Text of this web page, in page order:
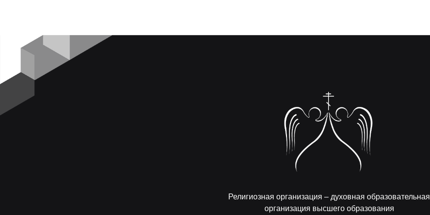
Религиозная организация – духовная образовательная
организация высшего образования